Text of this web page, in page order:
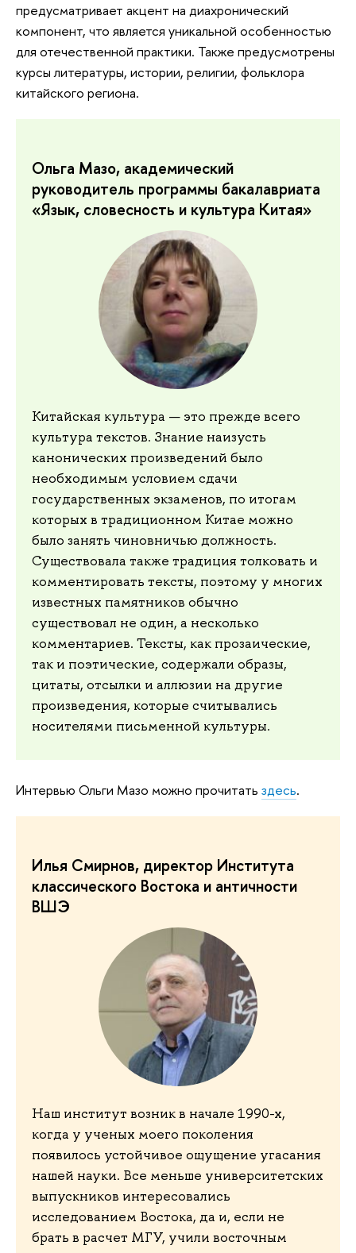
предусматривает акцент на диахронический
компонент, что является уникальной особенностью
для отечественной практики. Также предусмотрены
курсы литературы, истории, религии, фольклора
китайского региона.
Ольга Мазо, академический
руководитель программы бакалавриата
«Язык, словесность и культура Китая»
Китайская культура — это прежде всего
культура текстов. Знание наизусть
канонических произведений было
необходимым условием сдачи
государственных экзаменов, по итогам
которых в традиционном Китае можно
было занять чиновничью должность.
Существовала также традиция толковать и
комментировать тексты, поэтому у многих
известных памятников обычно
существовал не один, а несколько
комментариев. Тексты, как прозаические,
так и поэтические, содержали образы,
цитаты, отсылки и аллюзии на другие
произведения, которые считывались
носителями письменной культуры.
Интервью Ольги Мазо можно прочитать здесь.
Илья Смирнов, директор Института
классического Востока и античности
ВШЭ
Наш институт возник в начале 1990-х,
когда у ученых моего поколения
появилось устойчивое ощущение угасания
нашей науки. Все меньше университетских
выпускников интересовались
исследованием Востока, да и, если не
брать в расчет МГУ, учили восточным